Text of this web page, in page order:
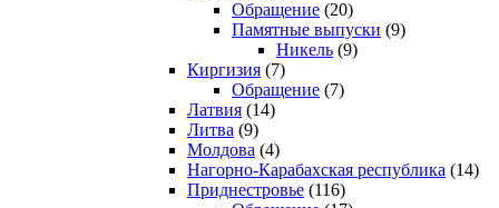
Обращение (20)
Памятные выпуски (9)
Никель (9)
Киргизия (7)
Обращение (7)
Латвия (14)
Литва (9)
Молдова (4)
Нагорно-Карабахская республика (14)
Приднестровье (116)